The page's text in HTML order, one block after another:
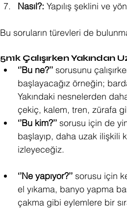
Nasıl?: Yapılış şeklini ve
Bu soruların türevleri de
5n1k Çalışırken Yakından
‘’Bu ne?’’ sorusunu
başlayacağız örneğin;
Yakındaki nesnelerden
çekiç, kalem, tren, zürafa
‘’Bu kim?’’ sorusu için de
başlayıp, daha uzak ilişkili
izleyeceğiz.
‘’Ne yapıyor?’’ sorusu için
el yıkama, banyo yapma
çakma gibi eylemlere bir